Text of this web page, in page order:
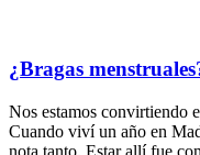
¿Bragas
Nos estamos convirtiendo
Cuando viví un año en
nota tanto. Estar allí fue